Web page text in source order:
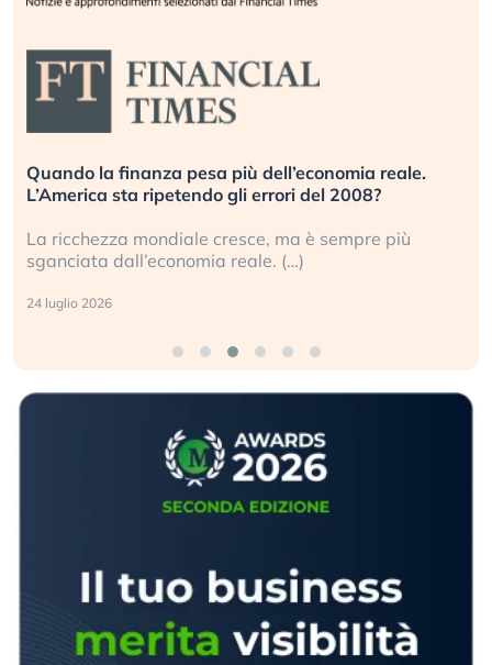
Quando la finanza pesa più dell’economia reale.
L’America sta ripetendo gli errori del 2008?
La ricchezza mondiale cresce, ma è sempre più
sganciata dall’economia reale. (…)
24 luglio 2026